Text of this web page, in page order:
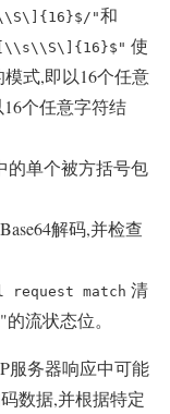
"和
使
式,即以16个任意
个任意字符结
的单个被方括号包
解码,并检查
match 清
流状态位。
服务器响应中可能
数据,并根据特定